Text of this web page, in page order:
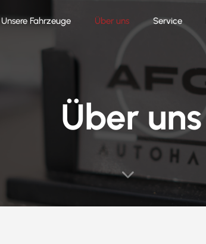
Unsere Fahrzeuge Über uns Service
Über uns